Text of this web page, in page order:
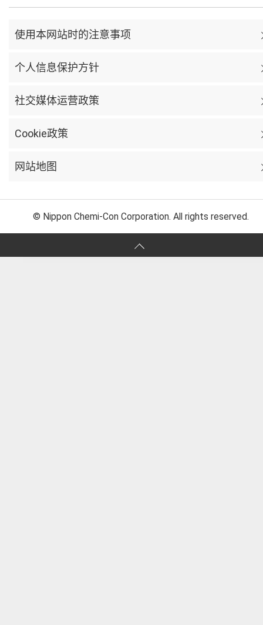
使用本网站时的注意事项
个人信息保护方针
社交媒体运营政策
Cookie政策
网站地图
© Nippon Chemi-Con Corporation. All rights reserved.